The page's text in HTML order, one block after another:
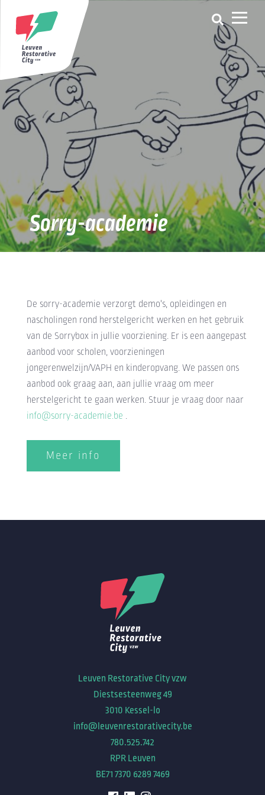
Sorry-academie
De sorry-academie verzorgt demo's, opleidingen en
nascholingen rond herstelgericht werken en het gebruik
van de Sorrybox in jullie voorziening. Er is een aangepast
aanbod voor scholen, voorzieningen
jongerenwelzijn/VAPH en kinderopvang. We passen ons
aanbod ook graag aan, aan jullie vraag om meer
herstelgericht te gaan werken. Stuur je vraag door naar
info@sorry-academie.be .
Meer info
Leuven Restorative City vzw
Diestsesteenweg 49
3010 Kessel-lo
info@leuvenrestorativecity.be
780.525.742
RPR Leuven
BE71 7370 6289 7469